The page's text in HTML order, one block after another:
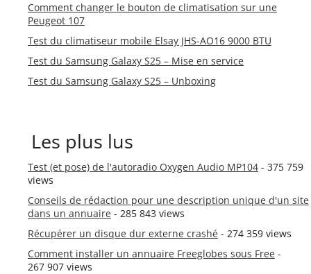
Comment changer le bouton de climatisation sur une
Peugeot 107
Test du climatiseur mobile Elsay JHS-AO16 9000 BTU
Test du Samsung Galaxy S25 – Mise en service
Test du Samsung Galaxy S25 – Unboxing
Les plus lus
Test (et pose) de l'autoradio Oxygen Audio MP104 - 375 759
views
Conseils de rédaction pour une description unique d'un site
dans un annuaire - 285 843 views
Récupérer un disque dur externe crashé - 274 359 views
Comment installer un annuaire Freeglobes sous Free -
267 907 views